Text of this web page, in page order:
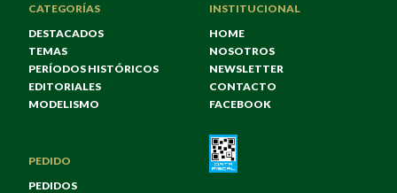
CATEGORÍAS
DESTACADOS
TEMAS
PERÍODOS HISTÓRICOS
EDITORIALES
MODELISMO
INSTITUCIONAL
HOME
NOSOTROS
NEWSLETTER
CONTACTO
FACEBOOK
PEDIDO
PEDIDOS